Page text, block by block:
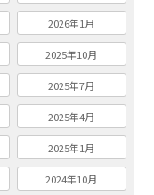
2026年1月
2025年10月
2025年7月
2025年4月
2025年1月
2024年10月